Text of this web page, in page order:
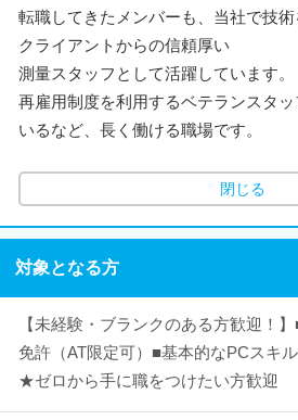
転職してきたメンバーも、当社で技術
クライアントからの信頼厚い
測量スタッフとして活躍しています。
再雇用制度を利用するベテランスタッ
いるなど、長く働ける職場です。
閉じる
対象となる方
【未経験・ブランクのある方歓迎！
免許（AT限定可）■基本的なPCスキ
★ゼロから手に職をつけたい方歓迎